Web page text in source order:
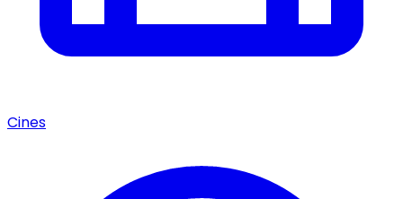
Cines